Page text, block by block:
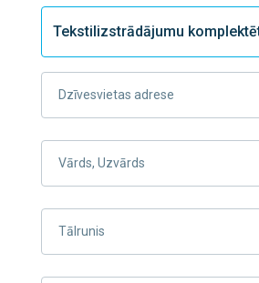
Dzīvesvietas adrese
Vārds, Uzvārds
Tālrunis